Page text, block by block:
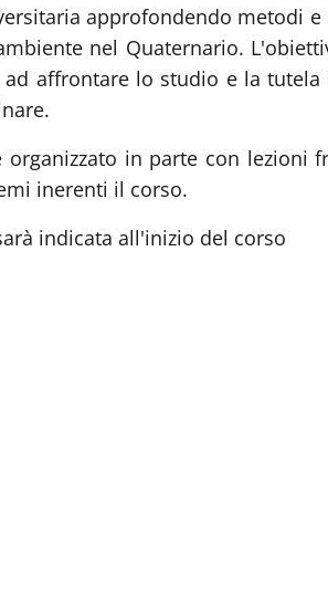
approfondendo metodi
nel Quaternario.
affrontare lo studio e la
organizzato in parte con lezioni
inerenti il corso.
indicata all'inizio del corso